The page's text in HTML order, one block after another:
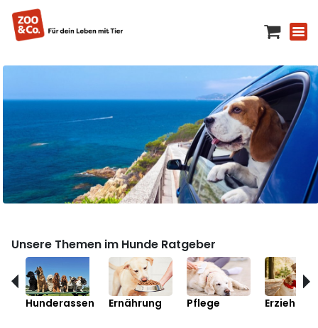
Unsere Themen im Hunde Ratgeber
Hunderassen Ernährung Pflege Erziehung